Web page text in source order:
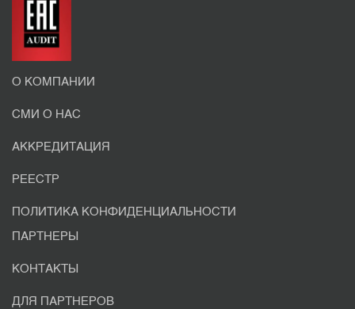
О КОМПАНИИ
СМИ О НАС
АККРЕДИТАЦИЯ
РЕЕСТР
ПОЛИТИКА КОНФИДЕНЦИАЛЬНОСТИ
ПАРТНЕРЫ
КОНТАКТЫ
ДЛЯ ПАРТНЕРОВ